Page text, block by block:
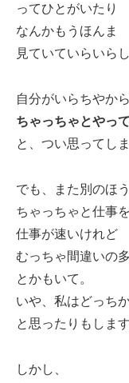
ってひとがいたり
なんかもうほんま
見ていていらいら
自分がいらちやか
ちゃっちゃとやっ
と、つい思ってし
でも、また別のほ
ちゃっちゃと仕事
仕事が速いけれど
むっちゃ間違いの
とかもいて。
いや、私はどっち
と思ったりもします
しかし、